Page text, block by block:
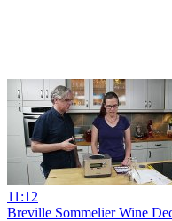
11:12
Breville Sommelier Wine